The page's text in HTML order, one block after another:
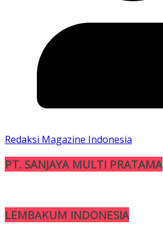
Redaksi Magazine Indonesia
PT. SANJAYA MULTI PRATAMA
LEMBAKUM INDONESIA